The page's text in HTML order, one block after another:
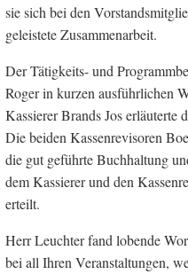
sie sich bei den
geleistete Zusammenarbeit.
Der Tätigkeits- und
Roger in kurzen ausführlichen
Kassierer Brands Jos erläuterte
Die beiden Kassenrevisoren
die gut geführte Buchhaltung
dem Kassierer und den
erteilt.
Herr Leuchter fand lobende
bei all Ihren Veranstaltungen,